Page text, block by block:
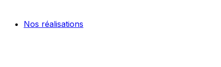
Nos réalisations